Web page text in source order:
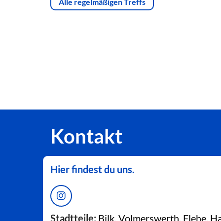
Kontakt
Hier findest du uns.
Stadtteile: Bilk, Volmerswerth, Flehe,